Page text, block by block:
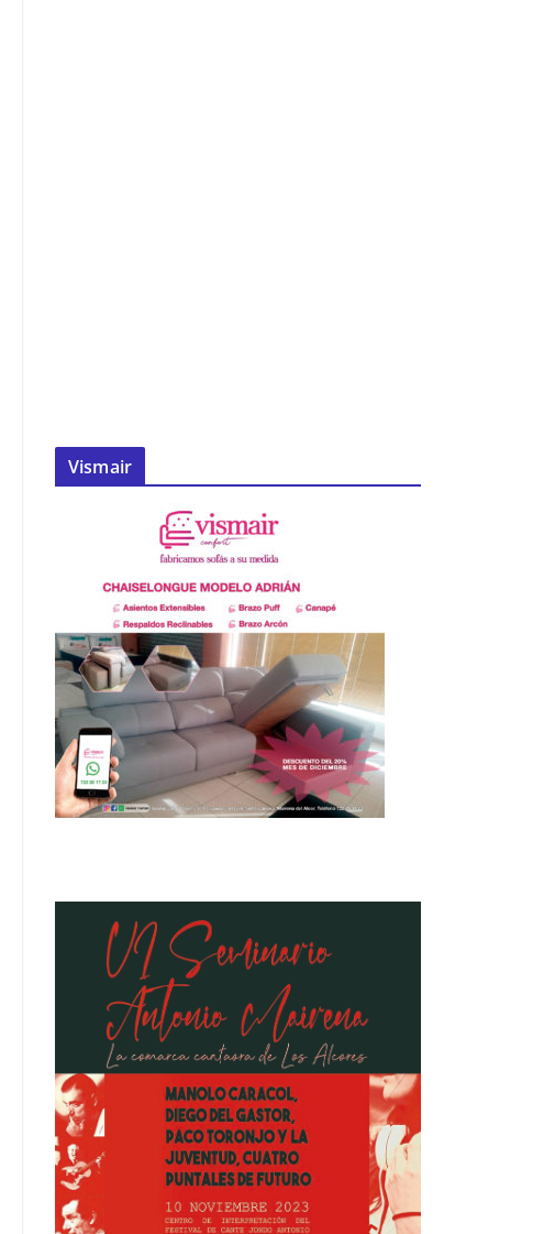
Vismair